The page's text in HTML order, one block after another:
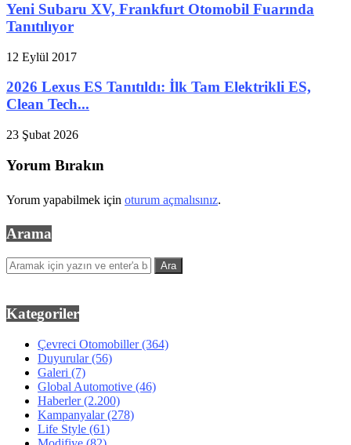
Yeni Subaru XV, Frankfurt Otomobil Fuarında
Tanıtılıyor
12 Eylül 2017
2026 Lexus ES Tanıtıldı: İlk Tam Elektrikli ES,
Clean Tech...
23 Şubat 2026
Yorum Bırakın
Yorum yapabilmek için oturum açmalısınız.
Arama
Kategoriler
Çevreci Otomobiller(364)
Duyurular(56)
Galeri (7)
Global Automotive (46)
Haberler(2.200)
Kampanyalar(278)
Life Style (61)